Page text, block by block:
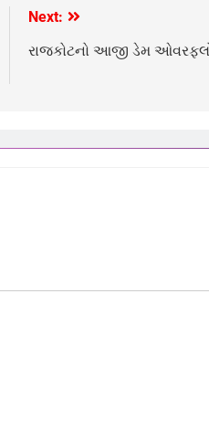
Next:
રાજકોટનો આજી ડેમ